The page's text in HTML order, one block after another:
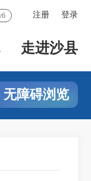
注册 登录
走进沙县
无障碍浏览